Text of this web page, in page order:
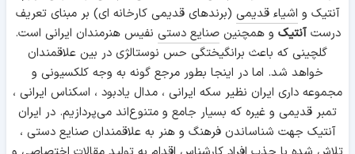
آنتیک و اشیاء قدیمی (برندهای قدیمی کارخانه ای) بر مبنای تعریف
درستآنتیک و همچنینصنایع دستی نفیس هنرمندان ایرانی است.
گلچینی که باعث برانگیختگی حس نوستالژی در بین علاقمندان
خواهد شد. اما در اینجا بطور مرجع گونه به وجه کلکسیونی و
مجموعه داری ایران نظیر سکه ایرانی ، مدال یادبود ، اسکناس ایرانی ،
تمبر قدیمی و غیره که بسیار جامع و متنوع‌اند می‌پردازیم. در ایران
آنتیک جهت شناساندن فرهنگ و هنر به علاقمندان صنایع دستی ،